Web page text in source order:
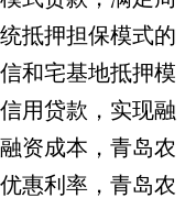
抵押担保模式的
和宅基地抵押模
用贷款，实现融
资成本，青岛农
惠利率，青岛农